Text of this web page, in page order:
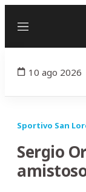
Menú
10 ago 2026
Sportivo San
Sergio